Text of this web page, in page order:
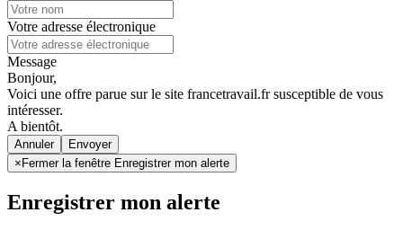
Votre adresse électronique
Message
Bonjour,
Voici une offre parue sur le site francetravail.fr susceptible de vous
intéresser.
A bientôt.
Annuler
×Fermer la fenêtre Enregistrer mon alerte
Enregistrer mon alerte